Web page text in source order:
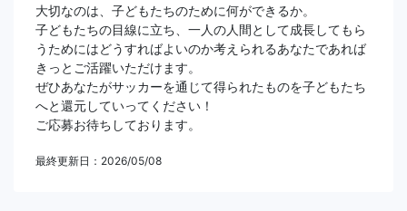
大切なのは、子どもたちのために何ができるか。
子どもたちの目線に立ち、一人の人間として成長してもら
うためにはどうすればよいのか考えられるあなたであれば
きっとご活躍いただけます。
ぜひあなたがサッカーを通じて得られたものを子どもたち
へと還元していってください！
ご応募お待ちしております。
最終更新日：2026/05/08